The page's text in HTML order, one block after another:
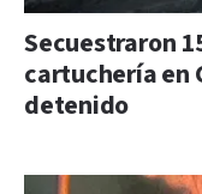
Secuestraron
cartuchería en
detenido